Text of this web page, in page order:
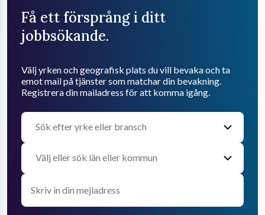
Få ett försprång i ditt
jobbsökande.
Välj yrken och geografisk plats du vill bevaka och ta
emot mail på tjänster som matchar din bevakning.
Registrera din mailadress för att komma igång.